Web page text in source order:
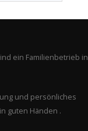
ein Familienbetrieb in
und persönliches
guten Händen .